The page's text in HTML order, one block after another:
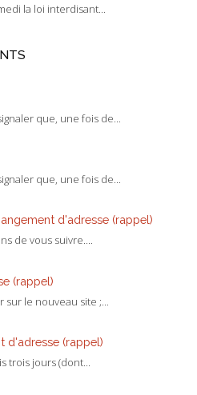
la loi interdisant...
que, une fois de...
que, une fois de...
d'adresse (rappel)
de vous suivre....
(rappel)
le nouveau site ;...
d'adresse (rappel)
trois jours (dont...